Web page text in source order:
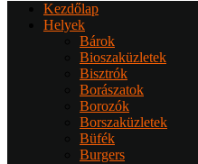
Kezdőlap
Helyek
Bárok
Bioszaküzletek
Bisztrók
Borászatok
Borozók
Borszaküzletek
Büfék
Burgers